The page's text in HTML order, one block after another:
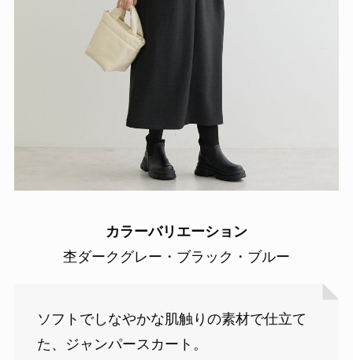
カラーバリエーション
杢ダークグレー・ブラック・ブルー
ソフトでしなやかな肌触りの素材で仕立て
た、ジャンパースカート。